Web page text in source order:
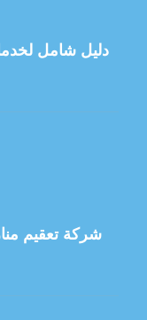
دليل شامل